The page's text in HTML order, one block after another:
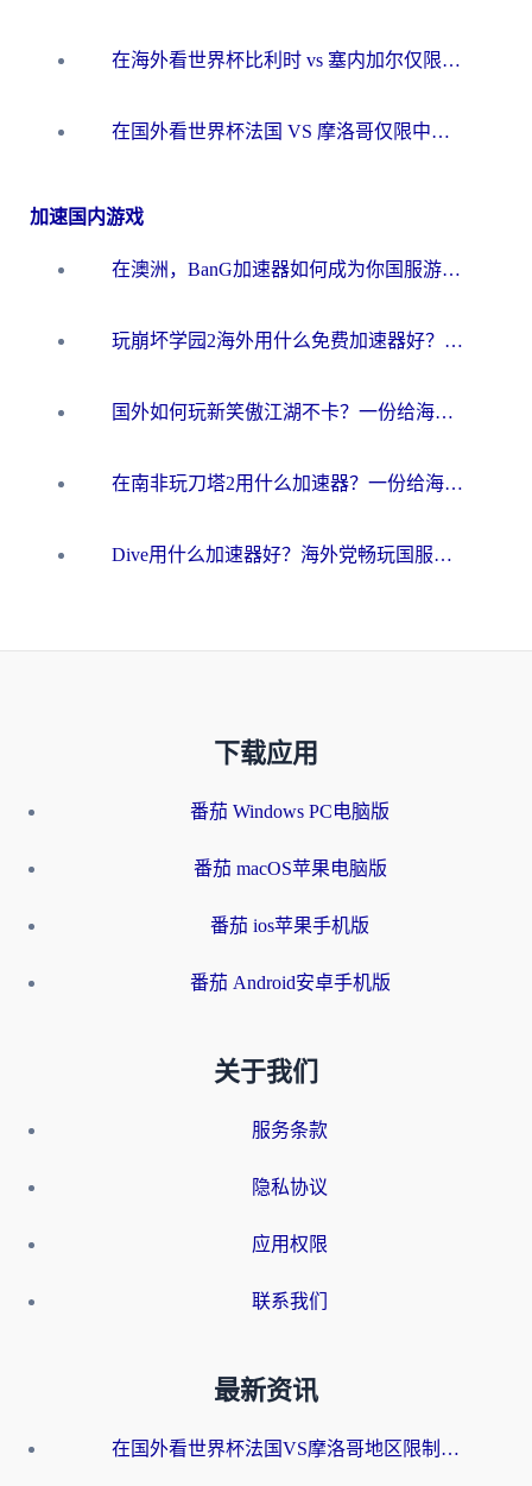
在海外看世界杯比利时 vs 塞内加尔仅限中国大陆？我找到了最流畅的中文解说之路
在国外看世界杯法国 VS 摩洛哥仅限中国大陆？海外党这样看中文解说赛事不卡顿
加速国内游戏
在澳洲，BanG加速器如何成为你国服游戏的“时光机”？
玩崩坏学园2海外用什么免费加速器好？2026海外党亲测国服游戏加速指南
国外如何玩新笑傲江湖不卡？一份给海外游子的终极网络指南
在南非玩刀塔2用什么加速器？一份给海外游子的终极生存指南
Dive用什么加速器好？海外党畅玩国服游戏的终极避坑指南
下载应用
番茄 Windows PC电脑版
番茄 macOS苹果电脑版
番茄 ios苹果手机版
番茄 Android安卓手机版
关于我们
服务条款
隐私协议
应用权限
联系我们
最新资讯
在国外看世界杯法国VS摩洛哥地区限制？这篇指南让你流畅看中文解说无压力